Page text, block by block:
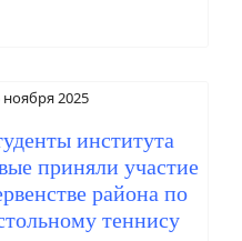
ноября 2025
института
приняли участие
района по
теннису